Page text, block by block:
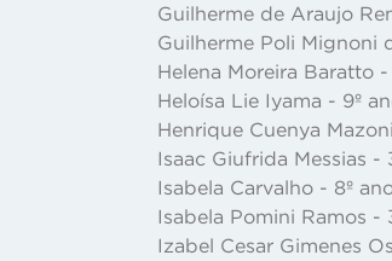
Guilherme de Araujo
Guilherme Poli Mignoni
Helena Moreira Baratto
Heloísa Lie Iyama - 9º
Henrique Cuenya
Isaac Giufrida Messias -
Isabela Carvalho - 8º
Isabela Pomini Ramos -
Izabel Cesar Gimenes